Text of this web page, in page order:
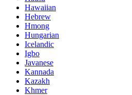
Hawaiian
Hebrew
Hmong
Hungarian
Icelandic
Igbo
Javanese
Kannada
Kazakh
Khmer